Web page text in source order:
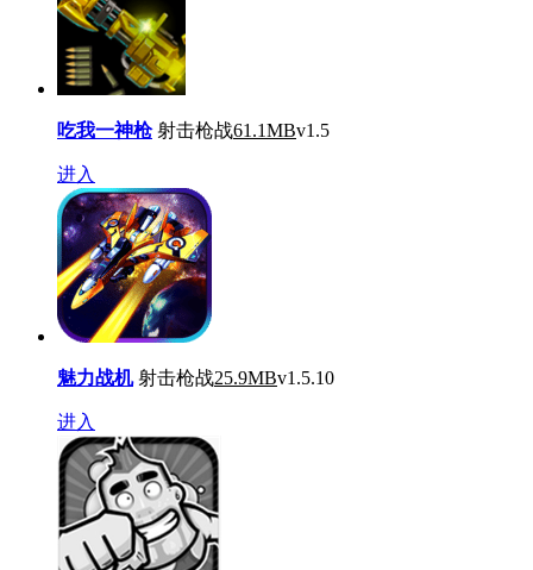
吃我一神枪 射击枪战61.1MBv1.5
进入
魅力战机 射击枪战25.9MBv1.5.10
进入